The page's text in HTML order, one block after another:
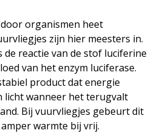
organismen heet
zijn hier meesters in.
reactie van de stof luciferine
van het enzym luciferase.
product dat energie
licht wanneer het terugvalt
Bij vuurvliegjes gebeurt dit
warmte bij vrij.